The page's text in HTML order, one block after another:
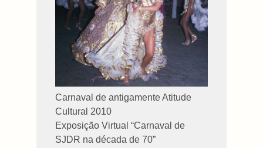
Carnaval de antigamente Atitude
Cultural 2010
Exposição Virtual “Carnaval de
SJDR na década de70”